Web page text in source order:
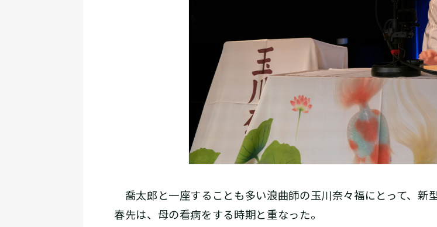
喬太郎と一座することも多い浪曲師の玉川奈々福にとって、新
春先は、母の看病をする時期と重なった。